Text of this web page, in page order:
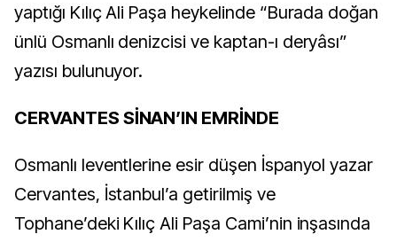
yaptığı Kılıç Ali Paşa heykelinde “Burada doğan
ünlü Osmanlı denizcisi ve kaptan-ı deryâsı”
yazısı bulunuyor.
CERVANTES SİNAN’IN EMRİNDE
Osmanlı leventlerine esir düşen İspanyol yazar
Cervantes, İstanbul’a getirilmiş ve
Tophane’deki Kılıç Ali Paşa Cami’nin inşasında